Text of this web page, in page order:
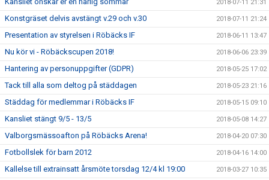
2018-07-11 21:31
Konstgräset delvis avstängt v.29 och v.30 2018-07-11 21:24
Presentation av styrelsen i Röbäcks IF 2018-06-11 13:47
Nu kör vi - Röbäckscupen 2018! 2018-06-06 23:39
Hantering av personuppgifter (GDPR) 2018-05-25 17:02
Tack till alla som deltog på städdagen 2018-05-23 21:16
Städdag för medlemmar i Röbäcks IF 2018-05-15 09:10
Kansliet stängt 9/5 - 13/5 2018-05-08 14:27
Valborgsmässoafton på Röbäcks Arena! 2018-04-20 07:30
Fotbollslek för barn 2012 2018-04-16 14:00
Kallelse till extrainsatt årsmöte torsdag 12/4 kl 19:00 2018-03-27 10:35